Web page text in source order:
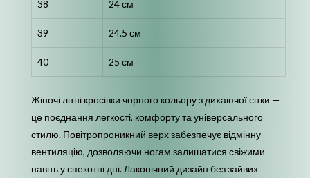
38 24 см
39 24.5 см
40 25 см
Жіночі літні кросівки чорного кольору з дихаючої сітки —
це поєднання легкості, комфорту та універсального
стилю. Повітропроникний верх забезпечує відмінну
вентиляцію, дозволяючи ногам залишатися свіжими
навіть у спекотні дні. Лаконічний дизайн без зайвих